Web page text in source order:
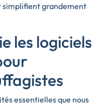
simplifient grandement
les logiciels
essentielles que nous